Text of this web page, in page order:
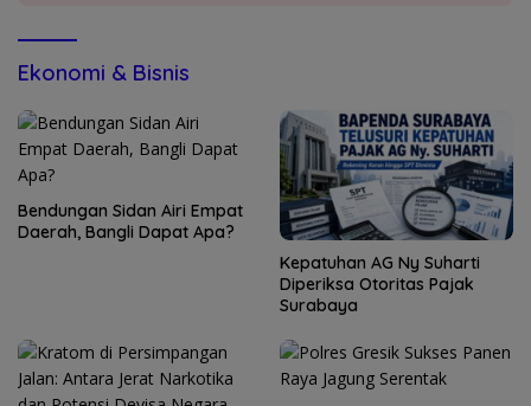
Ekonomi & Bisnis
Bendungan Sidan Airi Empat
Daerah, Bangli Dapat Apa?
Kepatuhan AG Ny Suharti
Diperiksa Otoritas Pajak
Surabaya